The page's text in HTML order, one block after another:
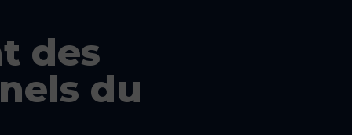
des
du